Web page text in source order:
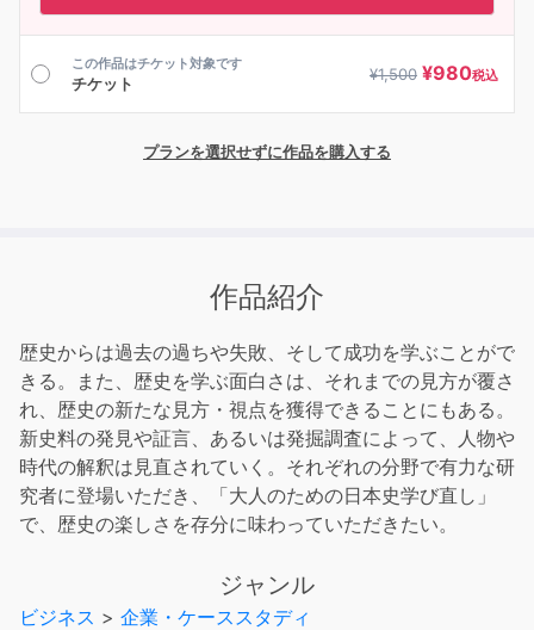
この作品はチケット対象です
チケット ¥1,500 ¥980税込
プランを選択せずに作品を購入する
作品紹介
歴史からは過去の過ちや失敗、そして成功を学ぶことがで
きる。また、歴史を学ぶ面白さは、それまでの見方が覆さ
れ、歴史の新たな見方・視点を獲得できることにもある。
新史料の発見や証言、あるいは発掘調査によって、人物や
時代の解釈は見直されていく。それぞれの分野で有力な研
究者に登場いただき、「大人のための日本史学び直し」
で、歴史の楽しさを存分に味わっていただきたい。
ジャンル
ビジネス > 企業・ケーススタディ